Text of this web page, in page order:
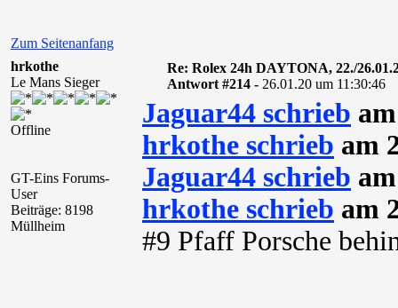
Zum Seitenanfang
hrkothe
Le Mans Sieger
Offline
GT-Eins Forums-
User
Beiträge: 8198
Müllheim
Re: Rolex 24h DAYTONA, 22./
Antwort #214 - 26.01.20 um 11:30:46
Jaguar44 schrieb
hrkothe schrieb am
Jaguar44 schrieb
hrkothe schrieb am
#9 Pfaff Porsche